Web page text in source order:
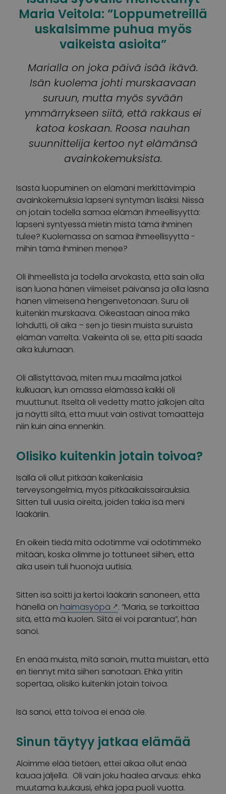
Maria Veitola: ”Loppumetreillä
uskalsimme puhua myös
vaikeista asioita”
Marialla on joka päivä isää ikävä.
Isän kuolema johti murskaavaan
suruun, mutta myös syvään
ymmärrykseen siitä, että rakkaus ei
katoa koskaan. Roosa nauhan
suunnittelija kertoo nyt elämänsä
avainkokemuksista.
Isästä luopuminen on elämäni merkittävimpiä
avainkokemuksia lapseni syntymän lisäksi. Niissä
on jotain todella samaa elämän ihmeellisyyttä:
lapseni syntyessä mietin mistä tämä ihminen
tulee? Kuolemassa on samaa ihmeellisyyttä ­-
mihin tämä ihminen menee?
Oli ihmeellistä ja todella arvokasta, että sain olla
isän luona hänen viimeiset päivänsä ja olla läsnä
hänen viimeisenä hengenvetonaan. Suru oli
kuitenkin murskaava. Oikeastaan ainoa mikä
lohdutti, oli aika – sen jo tiesin muista suruista
elämän varrelta. Vaikeinta oli se, että piti saada
aika kulumaan.
Oli ällistyttävää, miten muu maailma jatkoi
kulkuaan, kun omassa elämässä kaikki oli
muuttunut. Itseltä oli vedetty matto jalkojen alta
ja näytti siltä, että muut vain ostivat tomaatteja
niin kuin aina ennenkin.
Olisiko kuitenkin jotain toivoa?
Isällä oli ollut pitkään kaikenlaisia
terveysongelmia, myös pitkäaikaissairauksia.
Sitten tuli uusia oireita, joiden takia isä meni
lääkäriin.
En oikein tiedä mitä odotimme vai odotimmeko
mitään, koska olimme jo tottuneet siihen, että
aika usein tuli huonoja uutisia.
Sitten isä soitti ja kertoi lääkärin sanoneen, että
hänellä on haimasyöpä
. ”Maria, se tarkoittaa
sitä, että mä kuolen. Siitä ei voi parantua”, hän
sanoi.
En enää muista, mitä sanoin, mutta muistan, että
en tiennyt mitä siihen sanotaan. Ehkä yritin
sopertaa, olisiko kuitenkin jotain toivoa.
Isä sanoi, että toivoa ei enää ole.
Sinun täytyy jatkaa elämää
Aloimme elää tietäen, ettei aikaa ollut enää
kauaa jäljellä. Oli vain joku haalea arvaus: ehkä
muutama kuukausi, ehkä jopa puoli vuotta.